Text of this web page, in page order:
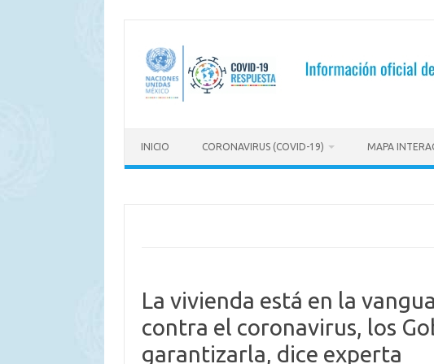
contenido
INICIO CORONAVIRUS (COVID-19) MAPA
La vivienda está en la
contra el coronavirus, los
garantizarla, dice experta